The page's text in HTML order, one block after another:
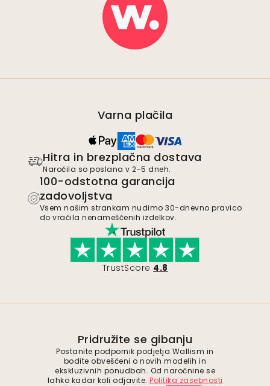
Varna plačila
Hitra in brezplačna dostava
Naročila so poslana v 2-5 dneh.
100-odstotna garancija
zadovoljstva
Vsem našim strankam nudimo 30-dnevno pravico
do vračila nenameščenih izdelkov.
TrustScore 4.8
Pridružite se gibanju
Postanite podpornik podjetja Wallism in
bodite obveščeni o novih modelih in
ekskluzivnih ponudbah. Od naročnine se
lahko kadar koli odjavite. Politika zasebnosti